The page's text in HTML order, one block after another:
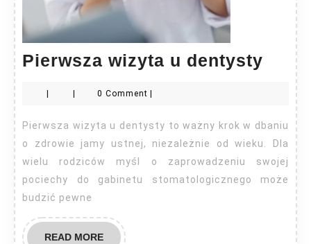
Pierwsza wizyta u dentysty
| | 0 Comment |
Pierwsza wizyta u dentysty to ważny krok w dbaniu
o zdrowie jamy ustnej, niezależnie od wieku. Dla
wielu rodziców myśl o zaprowadzeniu swojej
pociechy do gabinetu stomatologicznego może
budzić pewne
READ MOREREAD